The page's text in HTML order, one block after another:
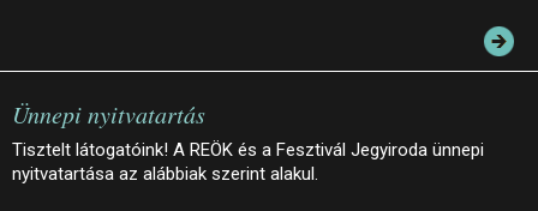
Ünnepi nyitvatartás
Tisztelt látogatóink! A REÖK és a Fesztivál Jegyiroda ünnepi
nyitvatartása az alábbiak szerint alakul.